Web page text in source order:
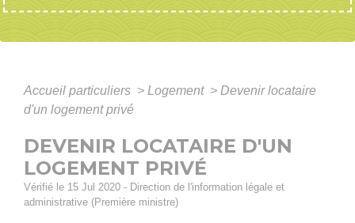
Accueil particuliers > Logement > Devenir locataire
d'un logement privé
DEVENIR LOCATAIRE D'UN
LOGEMENT PRIVÉ
Vérifié le 15 Jul 2020 - Direction de l'information légale et
administrative (Première ministre)